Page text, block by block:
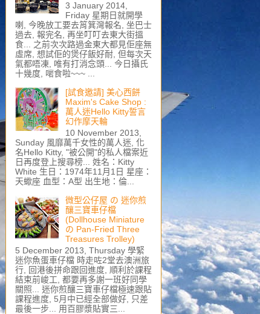
3 January 2014,
Friday 星期日就開學
喇, 今晚放工要去筲箕灣報名, 坐巴士
過去, 報完名, 再坐叮叮去東大街搵
食... 之前次次路過金東大都見佢座無
虛席, 想試佢的煲仔飯好耐, 但每次天
氣都唔凍, 唯有打消念頭... 今日攝氏
十幾度, 啱食啦~~~ ...
[試食邀請] 美心西餅
Maxim's Cake Shop :
萬人迷Hello Kitty誓言
幻作摩天輪
10 November 2013,
Sunday 風靡萬千女性的萬人迷, 化
名Hello Kitty, "被公開"的私人檔案近
日再度登上搜尋榜... 姓名：Kitty
White 生日：1974年11月1日 星座：
天蠍座 血型：A型 出生地：倫...
微型公仔屋 の 迷你煎
釀三寶車仔檔
(Dollhouse Miniature
の Pan-Fried Three
Treasures Trolley)
5 December 2013, Thursday 學緊
迷你魚蛋車仔檔 時走咗2堂去澳洲旅
行, 回港後拼命跟回進度, 順利於課程
結束前峻工, 都要再多謝一班好同學
關照... 迷你煎釀三寶車仔檔極速跟貼
課程進度, 5月中已經全部做好, 只差
最後一步... 用百膠漿貼實三...